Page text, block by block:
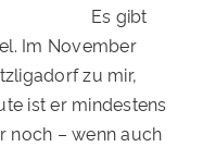
Es gibt
Im November
zu mir,
ist er mindestens
noch – wenn auch